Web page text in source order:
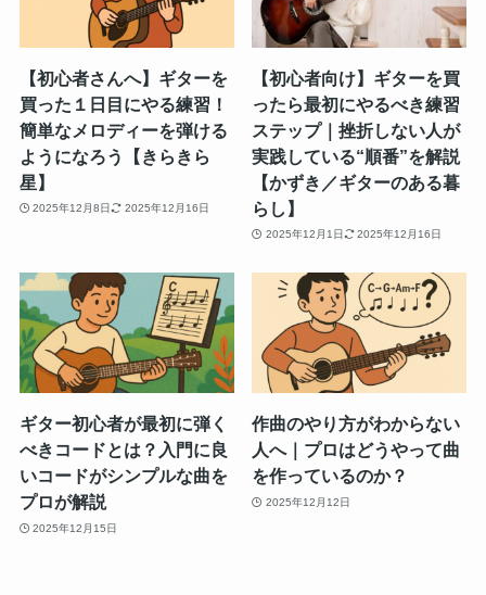
【初心者さんへ】ギターを
買った１日目にやる練習！
簡単なメロディーを弾ける
ようになろう【きらきら
星】
2025年12月8日 2025年12月16日
【初心者向け】ギターを買
ったら最初にやるべき練習
ステップ｜挫折しない人が
実践している“順番”を解説
【かずき／ギターのある暮
らし】
2025年12月1日 2025年12月16日
ギター初心者が最初に弾く
べきコードとは？入門に良
いコードがシンプルな曲を
プロが解説
2025年12月15日
作曲のやり方がわからない
人へ｜プロはどうやって曲
を作っているのか？
2025年12月12日